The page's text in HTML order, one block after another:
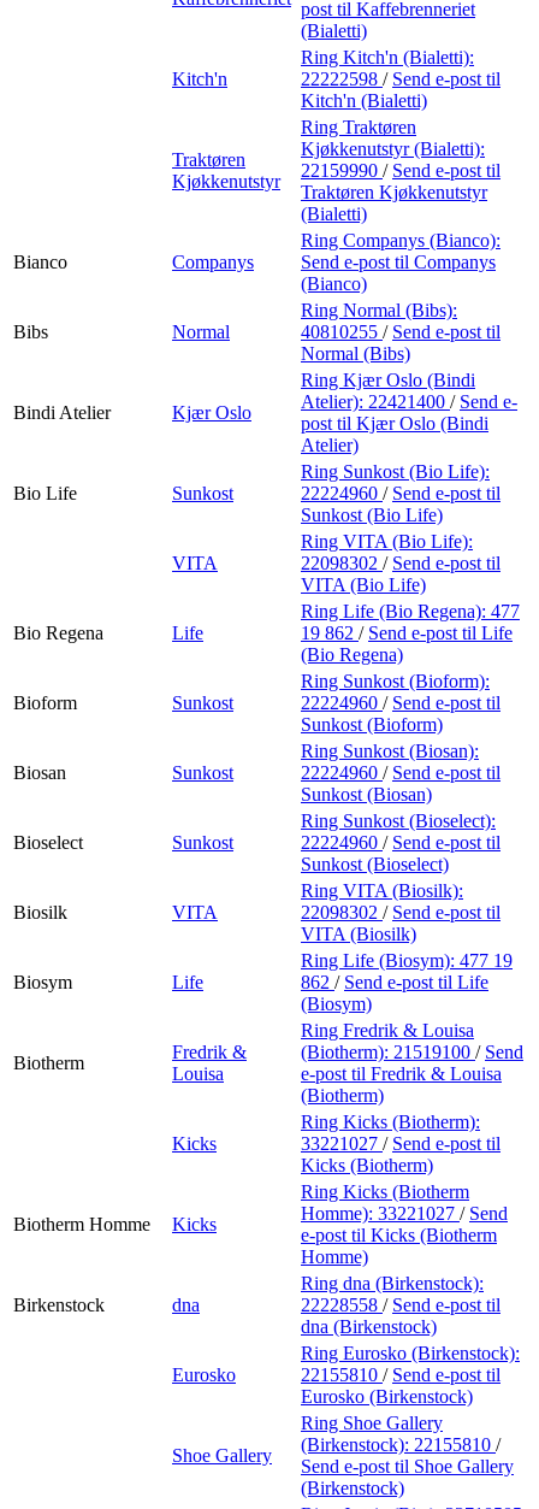
post til Kaffebrenneriet
(Bialetti)
Kitch'n
Ring Kitch'n (Bialetti):
22222598 / Send e-post til
Kitch'n (Bialetti)
Traktøren
Kjøkkenutstyr
Ring Traktøren
Kjøkkenutstyr (Bialetti):
22159990 / Send e-post til
Traktøren Kjøkkenutstyr
(Bialetti)
Bianco Companys
Ring Companys (Bianco):
Send e-post til Companys
(Bianco)
Bibs Normal
Ring Normal (Bibs):
40810255 / Send e-post til
Normal (Bibs)
Bindi Atelier Kjær Oslo
Ring Kjær Oslo (Bindi
Atelier): 22421400 / Send e-
post til Kjær Oslo (Bindi
Atelier)
Bio Life Sunkost
Ring Sunkost (Bio Life):
22224960 / Send e-post til
Sunkost (Bio Life)
VITA
Ring VITA (Bio Life):
22098302 / Send e-post til
VITA (Bio Life)
Bio Regena Life
Ring Life (Bio Regena): 477
19 862 / Send e-post til Life
(Bio Regena)
Bioform Sunkost
Ring Sunkost (Bioform):
22224960 / Send e-post til
Sunkost (Bioform)
Biosan Sunkost
Ring Sunkost (Biosan):
22224960 / Send e-post til
Sunkost (Biosan)
Bioselect Sunkost
Ring Sunkost (Bioselect):
22224960 / Send e-post til
Sunkost (Bioselect)
Biosilk VITA
Ring VITA (Biosilk):
22098302 / Send e-post til
VITA (Biosilk)
Biosym Life
Ring Life (Biosym): 477 19
862 / Send e-post til Life
(Biosym)
Biotherm
Fredrik &
Louisa
Ring Fredrik & Louisa
(Biotherm): 21519100 / Send
e-post til Fredrik & Louisa
(Biotherm)
Kicks
Ring Kicks (Biotherm):
33221027 / Send e-post til
Kicks (Biotherm)
Biotherm Homme Kicks
Ring Kicks (Biotherm
Homme): 33221027 / Send
e-post til Kicks (Biotherm
Homme)
Birkenstock dna
Ring dna (Birkenstock):
22228558 / Send e-post til
dna (Birkenstock)
Eurosko
Ring Eurosko (Birkenstock):
22155810 / Send e-post til
Eurosko (Birkenstock)
Shoe Gallery
Ring Shoe Gallery
(Birkenstock): 22155810 /
Send e-post til Shoe Gallery
(Birkenstock)